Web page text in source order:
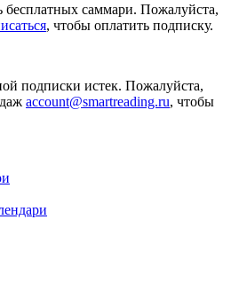
бесплатных саммари. Пожалуйста,
, чтобы оплатить подписку.
подписки истек. Пожалуйста,
account@smartreading.ru, чтобы